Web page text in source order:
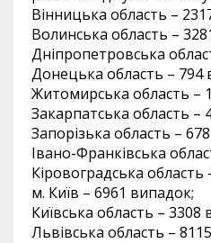
Вінницька область –
Волинська область –
Дніпропетровська
Донецька область – 794
Житомирська область –
Закарпатська область –
Запорізька область –
Івано-Франківська
Кіровоградська область
м. Київ – 6961 випадок;
Київська область – 3308
Львівська область –